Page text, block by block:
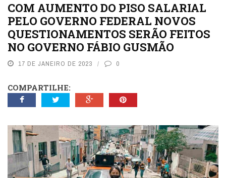
COM AUMENTO DO PISO SALARIAL
PELO GOVERNO FEDERAL NOVOS
QUESTIONAMENTOS SERÃO FEITOS
NO GOVERNO FÁBIO GUSMÃO
17 DE JANEIRO DE 2023 0
COMPARTILHE: